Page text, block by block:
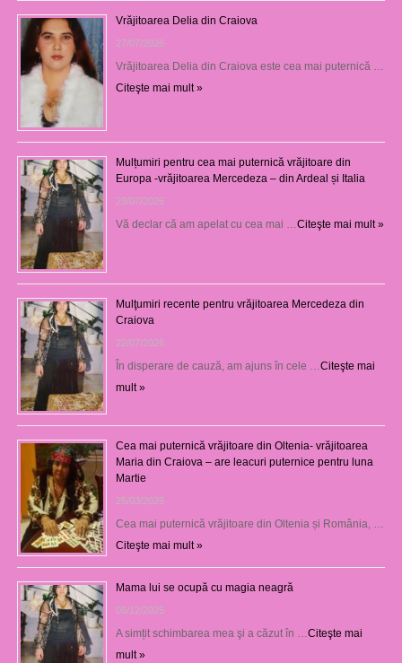
Vrăjitoarea Delia din Craiova
27/07/2026
Vrăjitoarea Delia din Craiova este cea mai puternică …
Citeşte mai mult »
Mulțumiri pentru cea mai puternică vrăjitoare din
Europa -vrăjitoarea Mercedeza – din Ardeal și Italia
23/07/2026
Vă declar că am apelat cu cea mai …Citeşte mai mult »
Mulţumiri recente pentru vrăjitoarea Mercedeza din
Craiova
22/07/2026
În disperare de cauză, am ajuns în cele …Citeşte mai
mult »
Cea mai puternică vrăjitoare din Oltenia- vrăjitoarea
Maria din Craiova – are leacuri puternice pentru luna
Martie
25/03/2026
Cea mai puternică vrăjitoare din Oltenia și România, …
Citeşte mai mult »
Mama lui se ocupă cu magia neagră
05/12/2025
A simțit schimbarea mea şi a căzut în …Citeşte mai
mult »